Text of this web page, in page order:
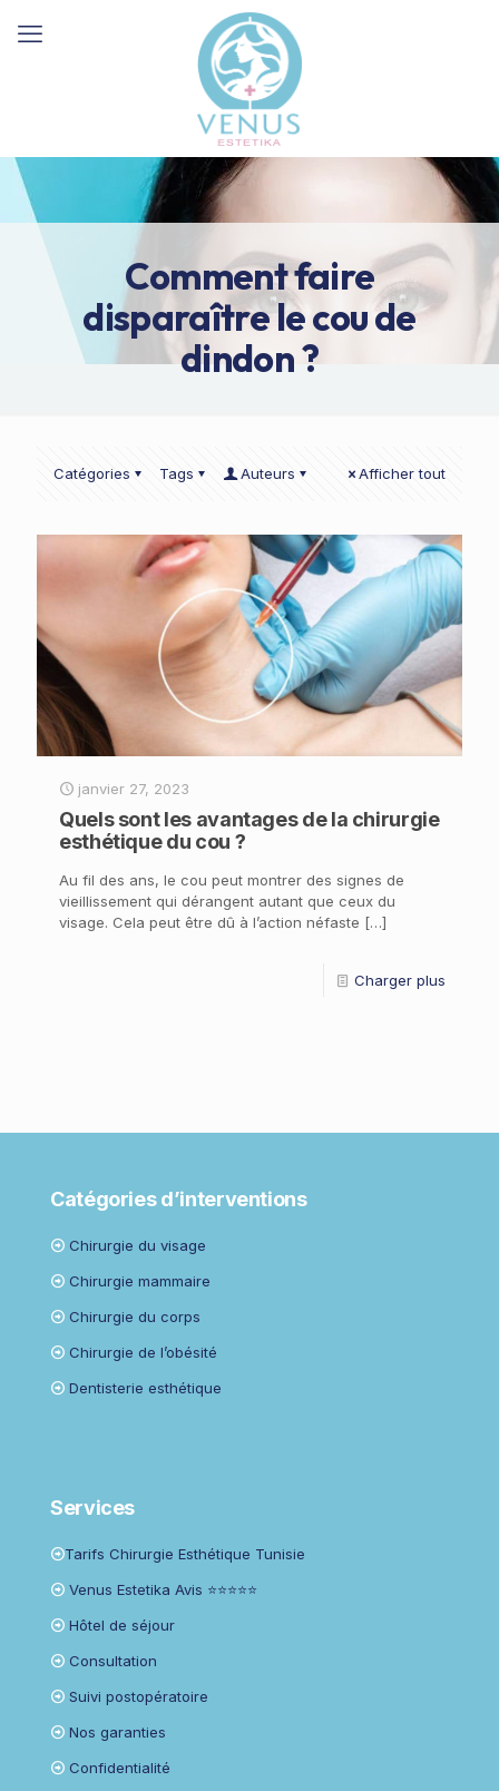
Comment faire
disparaître le cou de
dindon ?
Catégories Tags Auteurs Afficher tout
janvier 27, 2023
Quels sont les avantages de la chirurgie
esthétique du cou ?
Au fil des ans, le cou peut montrer des signes de
vieillissement qui dérangent autant que ceux du
visage. Cela peut être dû à l’action néfaste […]
Charger plus
Catégories d’interventions
Chirurgie du visage
Chirurgie mammaire
Chirurgie du corps
Chirurgie de l’obésité
Dentisterie esthétique
Services
Tarifs Chirurgie Esthétique Tunisie
Venus Estetika Avis ⭐⭐⭐⭐⭐
Hôtel de séjour
Consultation
Suivi postopératoire
Nos garanties
Confidentialité